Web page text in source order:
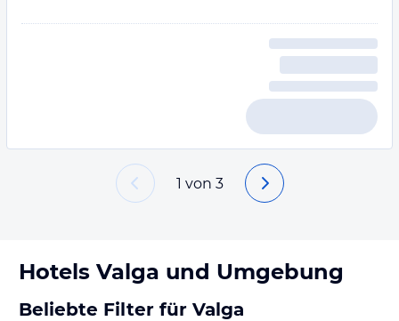
1 von 3
Hotels Valga und Umgebung
Beliebte Filter für Valga